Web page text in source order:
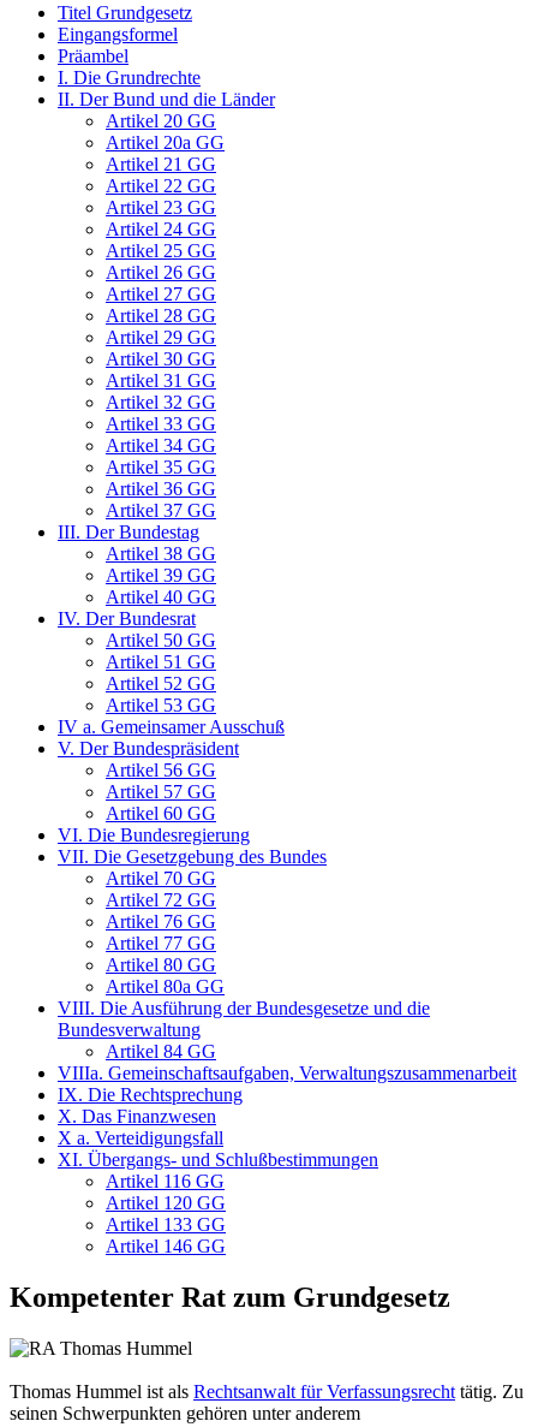
Titel Grundgesetz
Eingangsformel
Präambel
I. Die Grundrechte
II. Der Bund und die Länder
Artikel 20 GG
Artikel 20a GG
Artikel 21 GG
Artikel 22 GG
Artikel 23 GG
Artikel 24 GG
Artikel 25 GG
Artikel 26 GG
Artikel 27 GG
Artikel 28 GG
Artikel 29 GG
Artikel 30 GG
Artikel 31 GG
Artikel 32 GG
Artikel 33 GG
Artikel 34 GG
Artikel 35 GG
Artikel 36 GG
Artikel 37 GG
III. Der Bundestag
Artikel 38 GG
Artikel 39 GG
Artikel 40 GG
IV. Der Bundesrat
Artikel 50 GG
Artikel 51 GG
Artikel 52 GG
Artikel 53 GG
IV a. Gemeinsamer Ausschuß
V. Der Bundespräsident
Artikel 56 GG
Artikel 57 GG
Artikel 60 GG
VI. Die Bundesregierung
VII. Die Gesetzgebung des Bundes
Artikel 70 GG
Artikel 72 GG
Artikel 76 GG
Artikel 77 GG
Artikel 80 GG
Artikel 80a GG
VIII. Die Ausführung der Bundesgesetze und die
Bundesverwaltung
Artikel 84 GG
VIIIa. Gemeinschaftsaufgaben, Verwaltungszusammenarbeit
IX. Die Rechtsprechung
X. Das Finanzwesen
X a. Verteidigungsfall
XI. Übergangs- und Schlußbestimmungen
Artikel 116 GG
Artikel 120 GG
Artikel 133 GG
Artikel 146 GG
Kompetenter Rat zum Grundgesetz
Thomas Hummel ist als Rechtsanwalt für Verfassungsrecht tätig. Zu
seinen Schwerpunkten gehören unter anderem